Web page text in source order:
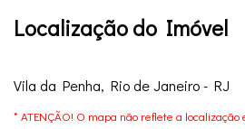
Localização do Imóvel
Vila da Penha, Rio de Janeiro - RJ
* ATENÇÃO! O mapa não reflete a localização